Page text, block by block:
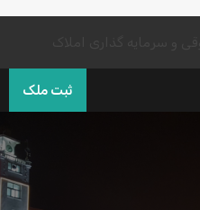
ثبت ملک